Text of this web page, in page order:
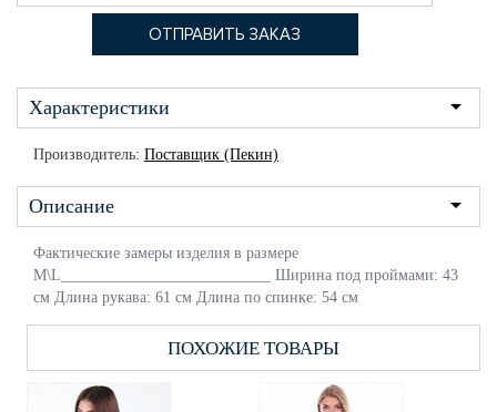
Характеристики
Производитель: Поставщик (Пекин)
Описание
Фактические замеры изделия в размере
M\L___________________________ Ширина под проймами: 43
см Длина рукава: 61 см Длина по спинке: 54 см
ПОХОЖИЕ ТОВАРЫ